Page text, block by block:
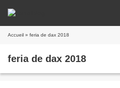
Accueil » feria de dax 2018
feria de dax 2018